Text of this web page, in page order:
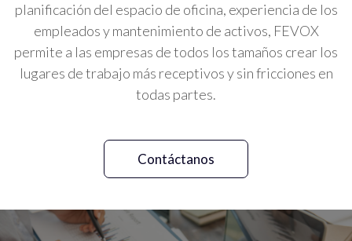
planificación del espacio de oficina, experiencia de los
empleados y mantenimiento de activos, FEVOX
permite a las empresas de todos los tamaños crear los
lugares de trabajo más receptivos y sin fricciones en
todas partes.
Contáctanos